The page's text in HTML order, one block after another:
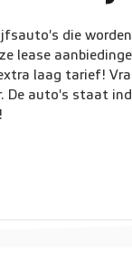
die
lease
laag tarief!
De auto's staat